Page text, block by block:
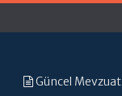
Güncel Mevzuat